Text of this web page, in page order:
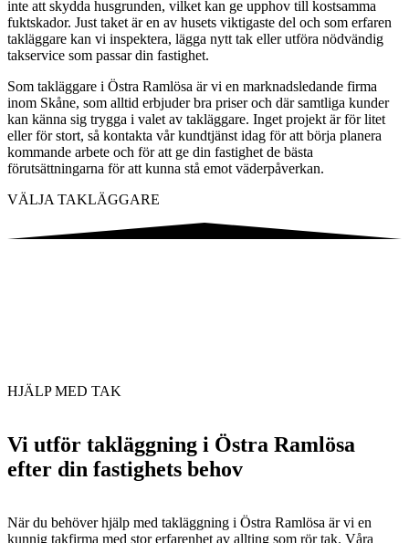
inte att skydda husgrunden, vilket kan ge upphov till kostsamma
fuktskador. Just taket är en av husets viktigaste del och som erfaren
takläggare kan vi inspektera, lägga nytt tak eller utföra nödvändig
takservice som passar din fastighet.
Som takläggare i Östra Ramlösa är vi en marknadsledande firma
inom Skåne, som alltid erbjuder bra priser och där samtliga kunder
kan känna sig trygga i valet av takläggare. Inget projekt är för litet
eller för stort, så kontakta vår kundtjänst idag för att börja planera
kommande arbete och för att ge din fastighet de bästa
förutsättningarna för att kunna stå emot väderpåverkan.
VÄLJA TAKLÄGGARE
Vi utför takläggning i Östra Ramlösa
efter din fastighets behov
När du behöver hjälp med takläggning i Östra Ramlösa är vi en
kunnig takfirma med stor erfarenhet av allting som rör tak. Våra
HJÄLP MED TAK